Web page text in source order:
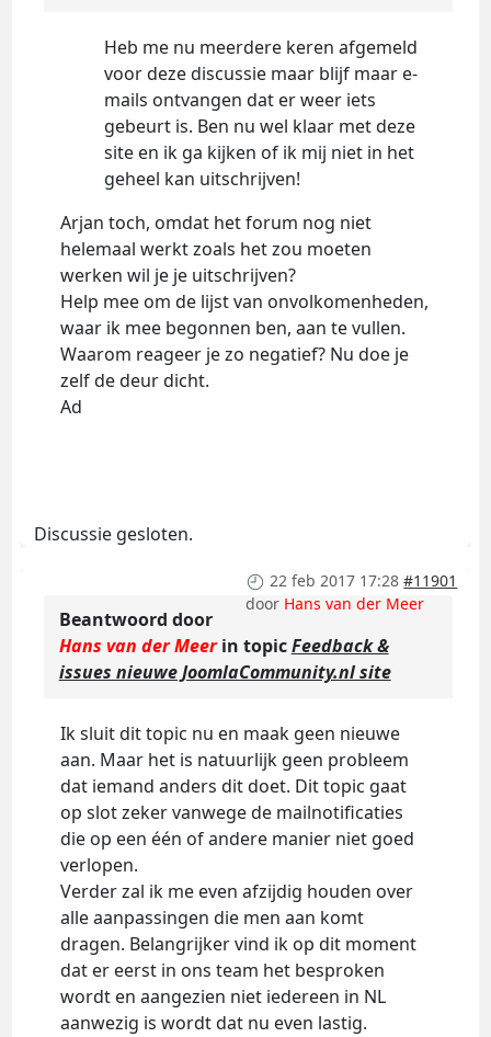
Heb me nu meerdere keren afgemeld
voor deze discussie maar blijf maar e-
mails ontvangen dat er weer iets
gebeurt is. Ben nu wel klaar met deze
site en ik ga kijken of ik mij niet in het
geheel kan uitschrijven!
Arjan toch, omdat het forum nog niet
helemaal werkt zoals het zou moeten
werken wil je je uitschrijven?
Help mee om de lijst van onvolkomenheden,
waar ik mee begonnen ben, aan te vullen.
Waarom reageer je zo negatief? Nu doe je
zelf de deur dicht.
Ad
Discussie gesloten.
22 feb 2017 17:28 #11901
door Hans van der Meer
Beantwoord door
Hans van der Meerin topicFeedback &
issues nieuwe JoomlaCommunity.nl site
Ik sluit dit topic nu en maak geen nieuwe
aan. Maar het is natuurlijk geen probleem
dat iemand anders dit doet. Dit topic gaat
op slot zeker vanwege de mailnotificaties
die op een één of andere manier niet goed
verlopen.
Verder zal ik me even afzijdig houden over
alle aanpassingen die men aan komt
dragen. Belangrijker vind ik op dit moment
dat er eerst in ons team het besproken
wordt en aangezien niet iedereen in NL
aanwezig is wordt dat nu even lastig.